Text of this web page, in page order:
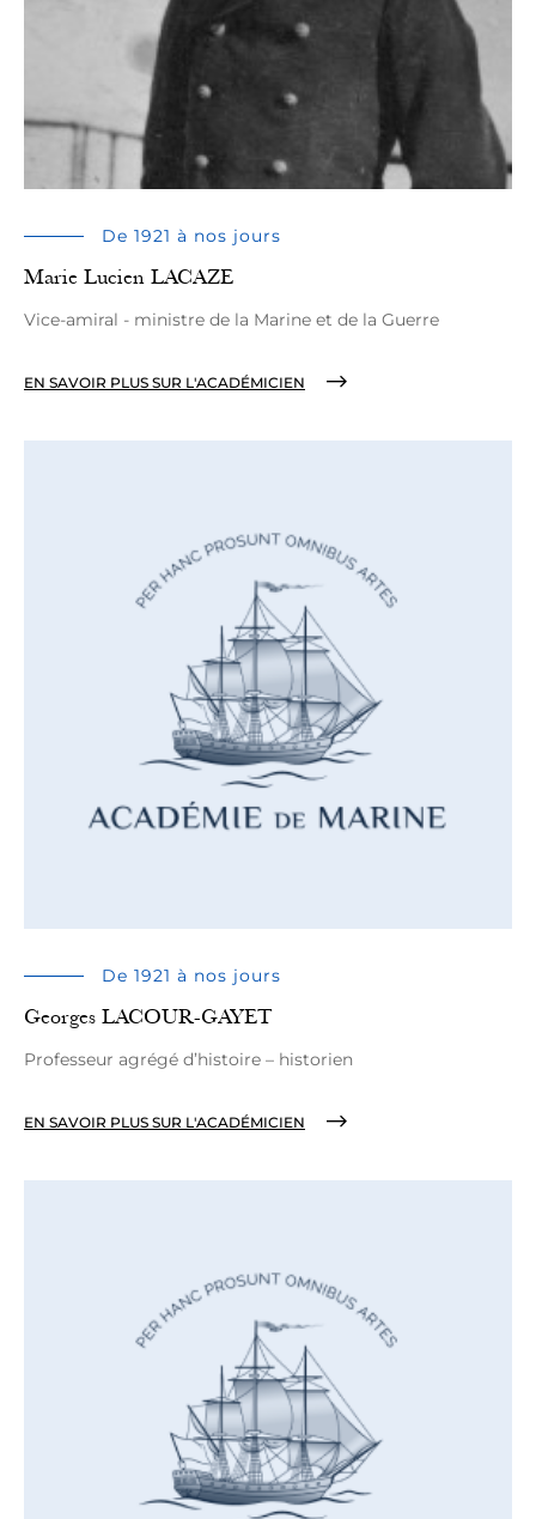
De 1921 à nos jours
Marie Lucien LACAZE
Vice-amiral - ministre de la Marine et de la Guerre
EN SAVOIR PLUS SUR L'ACADÉMICIEN
De 1921 à nos jours
Georges LACOUR-GAYET
Professeur agrégé d’histoire – historien
EN SAVOIR PLUS SUR L'ACADÉMICIEN